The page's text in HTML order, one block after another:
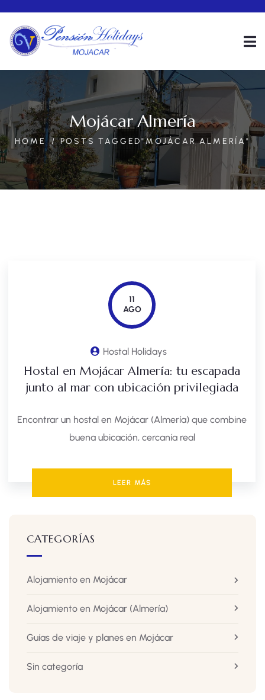
Mojácar Almería
HOME POSTS TAGGED"MOJÁCAR ALMERÍA"
11
AGO
Hostal Holidays
Hostal en Mojácar Almería: tu escapada
junto al mar con ubicación privilegiada
Encontrar un hostal en Mojácar (Almería) que combine
buena ubicación, cercanía real
LEER MÁS
CATEGORÍAS
Alojamiento en Mojácar
Alojamiento en Mojácar (Almería)
Guías de viaje y planes en Mojácar
Sin categoría